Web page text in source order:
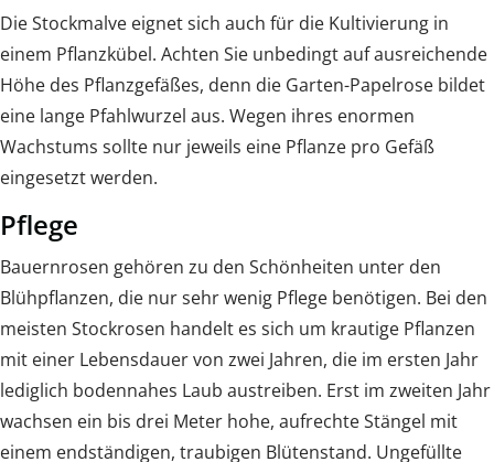
Die Stockmalve eignet sich auch für die Kultivierung in
einem Pflanzkübel. Achten Sie unbedingt auf ausreichende
Höhe des Pflanzgefäßes, denn die Garten-Papelrose bildet
eine lange Pfahlwurzel aus. Wegen ihres enormen
Wachstums sollte nur jeweils eine Pflanze pro Gefäß
eingesetzt werden.
Pflege
Bauernrosen gehören zu den Schönheiten unter den
Blühpflanzen, die nur sehr wenig Pflege benötigen. Bei den
meisten Stockrosen handelt es sich um krautige Pflanzen
mit einer Lebensdauer von zwei Jahren, die im ersten Jahr
lediglich bodennahes Laub austreiben. Erst im zweiten Jahr
wachsen ein bis drei Meter hohe, aufrechte Stängel mit
einem endständigen, traubigen Blütenstand. Ungefüllte